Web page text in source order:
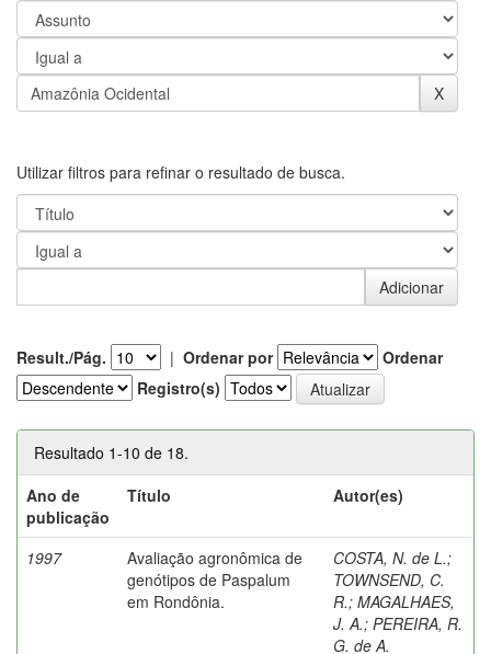
Utilizar filtros para refinar o resultado de busca.
Result./Pág. | Ordenar por
Ordenar
Registro(s)
Resultado 1-10 de 18.
Ano de
publicação
Título Autor(es)
1997
Avaliação agronômica de
genótipos de Paspalum
em Rondônia.
COSTA, N. de L.;
TOWNSEND, C.
R.; MAGALHAES,
J. A.; PEREIRA, R.
G. de A.